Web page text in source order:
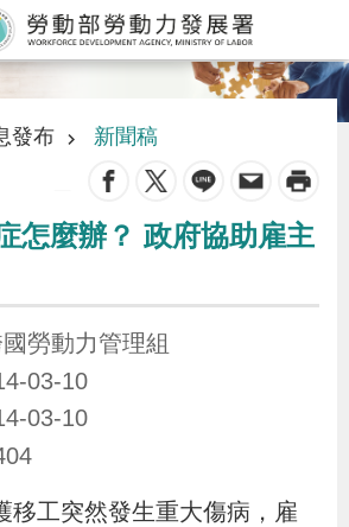
發布 新聞稿
怎麼辦？ 政府協助雇主
勞動力管理組
03-10
03-10
工突然發生重大傷病，雇